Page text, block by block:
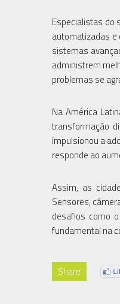
Especialistas do
automatizadas e
sistemas
administrem
problemas se
Na América
transformação
impulsionou a
responde ao
Assim, as
Sensores,
desafios como
fundamental na
Share